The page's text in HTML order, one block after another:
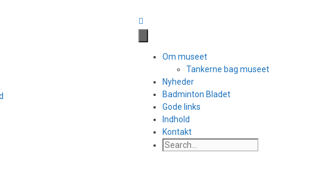
Til side med facebook links
Om museet
Tankerne bag museet
Nyheder
Badminton Bladet
Gode links
Indhold
Kontakt